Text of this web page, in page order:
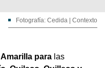
Fotografía: Cedida | Contexto
para las